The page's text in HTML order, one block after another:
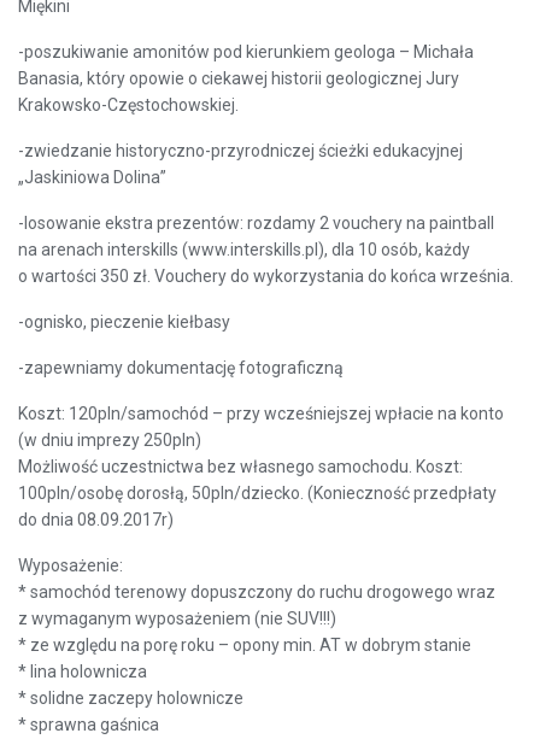
Miękini
-poszukiwanie amonitów pod kierunkiem geologa – Michała
Banasia, który opowie o ciekawej historii geologicznej Jury
Krakowsko-Częstochowskiej.
-zwiedzanie historyczno-przyrodniczej ścieżki edukacyjnej
„Jaskiniowa Dolina”
-losowanie ekstra prezentów: rozdamy 2 vouchery na paintball
na arenach interskills (www.interskills.pl), dla 10 osób, każdy
o wartości 350 zł. Vouchery do wykorzystania do końca września.
-ognisko, pieczenie kiełbasy
-zapewniamy dokumentację fotograficzną
Koszt: 120pln/samochód – przy wcześniejszej wpłacie na konto
(w dniu imprezy 250pln)
Możliwość uczestnictwa bez własnego samochodu. Koszt:
100pln/osobę dorosłą, 50pln/dziecko. (Konieczność przedpłaty
do dnia 08.09.2017r)
Wyposażenie:
* samochód terenowy dopuszczony do ruchu drogowego wraz
z wymaganym wyposażeniem (nie SUV!!!)
* ze względu na porę roku – opony min. AT w dobrym stanie
* lina holownicza
* solidne zaczepy holownicze
* sprawna gaśnica